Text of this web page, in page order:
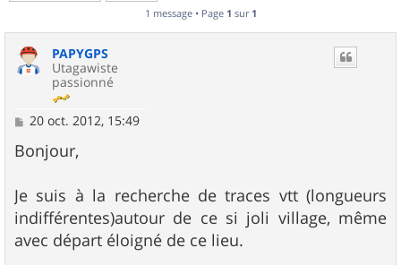
1 message • Page 1 sur 1
PAPYGPS
Utagawiste
passionné
M
s
s
g
e
20 oct. 2012, 15:49
Bonjour,
Je suis à la recherche de traces vtt (longueurs
indifférentes)autour de ce si joli village, même
avec départ éloigné de ce lieu.